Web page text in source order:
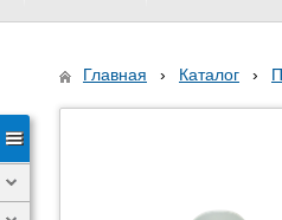
Главная › Каталог ›